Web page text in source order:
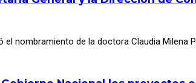
el nombramiento de la doctora Claudia Milena